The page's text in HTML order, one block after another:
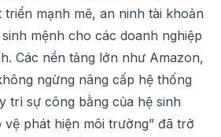
triển mạnh mẽ, an ninh tài khoản
mệnh cho các doanh nghiệp
Các nền tảng lớn như Amazon,
ngừng nâng cấp hệ thống
trì sự công bằng của hệ sinh
vệ phát hiện môi trường” đã trở